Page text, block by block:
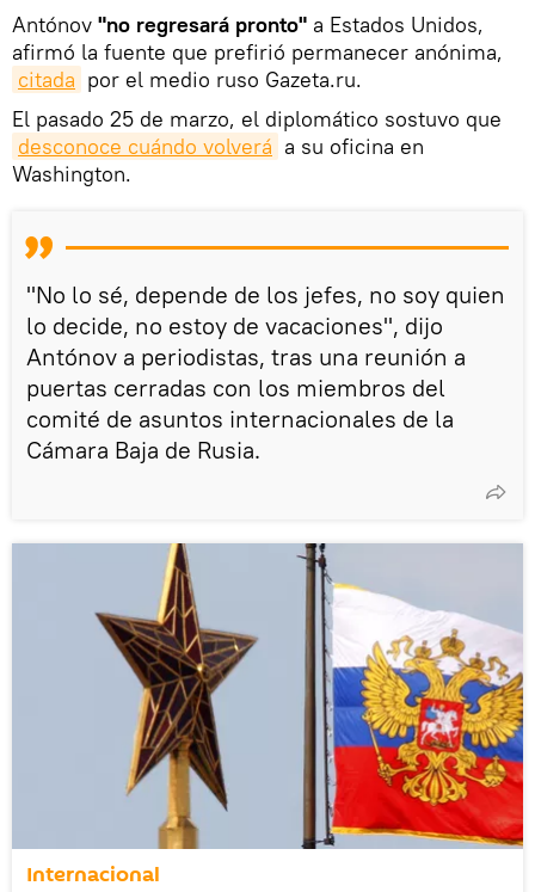
Antónov "no regresará pronto" a Estados Unidos,
afirmó la fuente que prefirió permanecer anónima,
citada por el medio ruso Gazeta.ru.
El pasado 25 de marzo, el diplomático sostuvo que
desconoce cuándo volverá a su oficina en
Washington.
"No lo sé, depende de los jefes, no soy quien
lo decide, no estoy de vacaciones", dijo
Antónov a periodistas, tras una reunión a
puertas cerradas con los miembros del
comité de asuntos internacionales de la
Cámara Baja de Rusia.
Internacional